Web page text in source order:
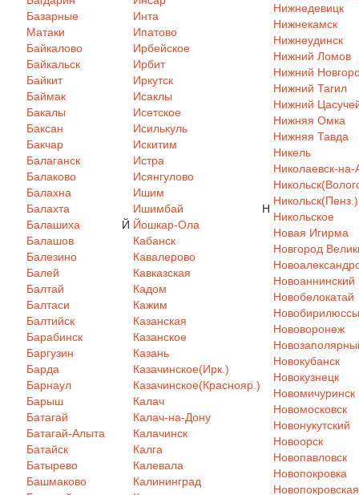
Базарные
Матаки
Байкалово
Байкальск
Байкит
Баймак
Бакалы
Баксан
Бакчар
Балаганск
Балаково
Балахна
Балахта
Балашиха
Балашов
Балезино
Балей
Балтай
Балтаси
Балтийск
Барабинск
Баргузин
Барда
Барнаул
Барыш
Батагай
Батагай-Алыта
Батайск
Батырево
Башмаково
Инта
Ипатово
Ирбейское
Ирбит
Иркутск
Исаклы
Исетское
Исилькуль
Искитим
Истра
Исянгулово
Ишим
Ишимбай
Й Йошкар-Ола
Кабанск
Кавалерово
Кавказская
Кадом
Кажим
Казанская
Казанское
Казань
Казачинское(Ирк.)
Казачинское(Краснояр.)
Калач
Калач-на-Дону
Калачинск
Калга
Калевала
Калининград
Н
Нижнедевицк
Нижнекамск
Нижнеудинск
Нижний Ломов
Нижний
Нижний Тагил
Нижний
Нижняя Омка
Нижняя Тавда
Никель
Николаевск-
Никольск(Пенз.)
Никольское
Новая Игирма
Новгород
Новоаннинский
Новобелокатай
Новобирилюссы
Нововоронеж
Новокубанск
Новокузнецк
Новомичуринск
Новомосковск
Новонукутский
Новоорск
Новопавловск
Новопокровка
Новопокровская